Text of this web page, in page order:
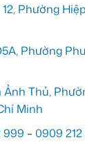
Phường
Phường
Ảnh Thủ,
Minh
999 –0909